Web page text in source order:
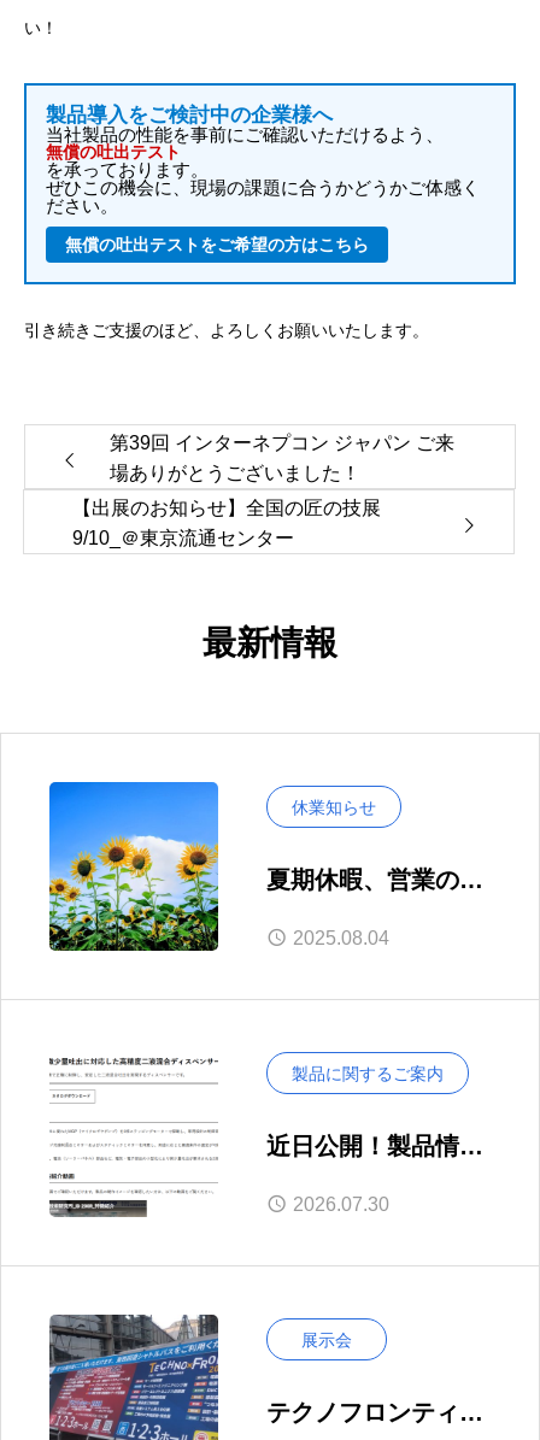
い！
製品導入をご検討中の企業様へ
当社製品の性能を事前にご確認いただけるよう、
無償の吐出テスト
を承っております。
ぜひこの機会に、現場の課題に合うかどうかご体感く
ださい。
無償の吐出テストをご希望の方はこちら
引き続きご支援のほど、よろしくお願いいたします。
第39回 インターネプコン ジャパン ご来
場ありがとうございました！
【出展のお知らせ】全国の匠の技展
9/10_＠東京流通センター
最新情報
休業知らせ
夏期休暇、営業のお
知らせ
2025.08.04
製品に関するご案内
近日公開！製品情報
ページをリニューア
より分かりやすく
2026.07.30
展示会
テクノフロンティア